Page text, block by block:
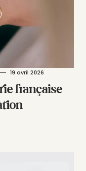
19 avril 2026
française